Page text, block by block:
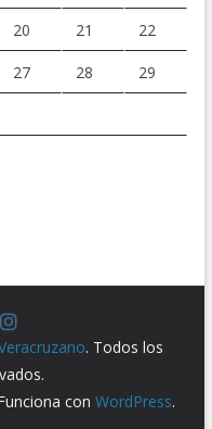
20 21 22
27 28 29
. Todos los
conWordPress.